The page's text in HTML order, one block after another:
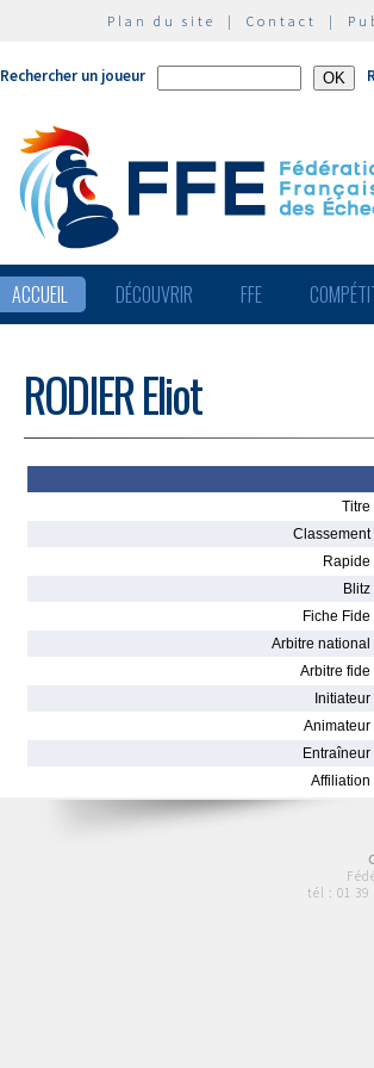
Plan du site | Contact |
Rechercher un joueur
ACCUEIL DÉCOUVRIR FFE
RODIER Eliot
Titre
Classement
Rapide
Blitz
Fiche Fide
Arbitre national
Arbitre fide
Initiateur
Animateur
Entraîneur
Affiliation
tél : 01 39